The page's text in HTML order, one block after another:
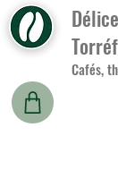
Cafés,